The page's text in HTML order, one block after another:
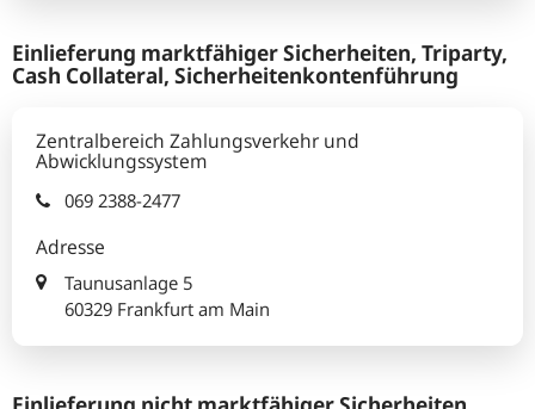
Einlieferung marktfähiger Sicherheiten, Triparty,
Cash Collateral, Sicherheitenkontenführung
Zentralbereich Zahlungsverkehr und
Abwicklungssystem
069 2388-2477
Adresse
Taunusanlage 5
60329 Frankfurt am Main